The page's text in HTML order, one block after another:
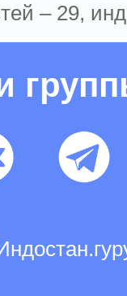
– 29,